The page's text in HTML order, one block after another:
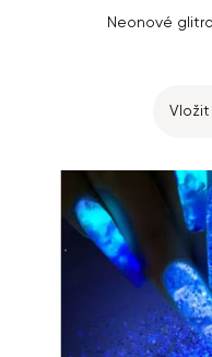
Neonové
Vložit